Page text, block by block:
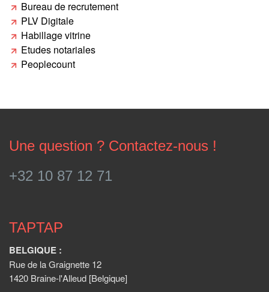
Bureau de recrutement
PLV Digitale
Habillage vitrine
Etudes notariales
Peoplecount
Une question ? Contactez-nous !
+32 10 87 12 71
TAPTAP
BELGIQUE :
Rue de la Graignette 12
1420 Braine-l'Alleud [Belgique]